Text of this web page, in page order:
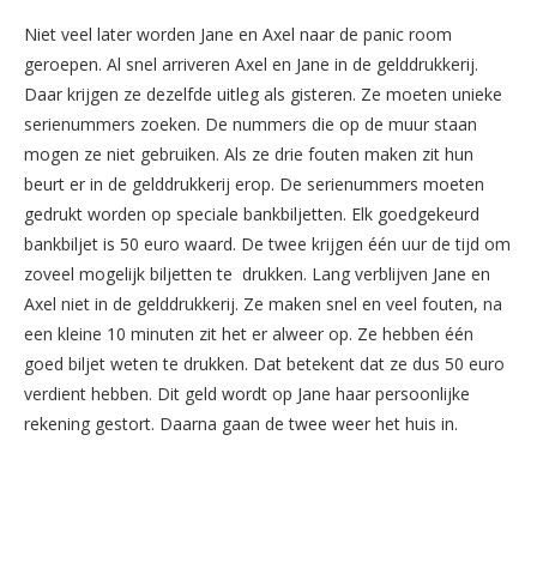
Niet veel later worden Jane en Axel naar de panic room
geroepen. Al snel arriveren Axel en Jane in de gelddrukkerij.
Daar krijgen ze dezelfde uitleg als gisteren. Ze moeten unieke
serienummers zoeken. De nummers die op de muur staan
mogen ze niet gebruiken. Als ze drie fouten maken zit hun
beurt er in de gelddrukkerij erop. De serienummers moeten
gedrukt worden op speciale bankbiljetten. Elk goedgekeurd
bankbiljet is 50 euro waard. De twee krijgen één uur de tijd om
zoveel mogelijk biljetten te drukken. Lang verblijven Jane en
Axel niet in de gelddrukkerij. Ze maken snel en veel fouten, na
een kleine 10 minuten zit het er alweer op. Ze hebben één
goed biljet weten te drukken. Dat betekent dat ze dus 50 euro
verdient hebben. Dit geld wordt op Jane haar persoonlijke
rekening gestort. Daarna gaan de twee weer het huis in.